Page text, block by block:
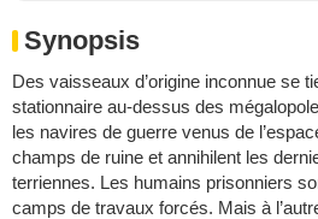
Synopsis
Des vaisseaux d’origine inconnue se
stationnaire au-dessus des
les navires de guerre venus de
champs de ruine et annihilent les
terriennes. Les humains prisonniers
camps de travaux forcés. Mais à